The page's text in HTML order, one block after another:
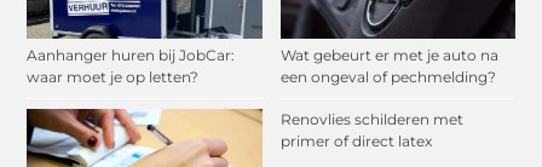
Aanhanger huren bij JobCar:
waar moet je op letten?
Wat gebeurt er met je auto na
een ongeval of pechmelding?
Renovlies schilderen met
primer of direct latex